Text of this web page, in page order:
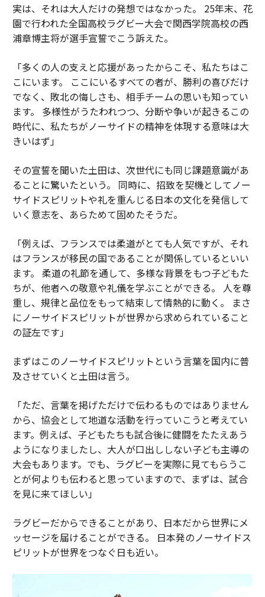
実は、それは大人だけの発想ではなかった。 25年末、花
園で行われた全国高校ラグビー大会で関西学院高校の西
浦章博主将が選手宣誓でこう訴えた。
「多くの人の支えと応援があったからこそ、私たちはこ
こにいます。 ここにいるすべての者が、勝利の喜びだけ
でなく、敗北の悔しさも、相手チームの思いも知ってい
ます。 多様性がうたわれつつ、分断や争いが起きるこの
時代に、私たちがノーサイドの精神を体現する意味は大
きいはず」
その宣誓を聞いた土田は、次世代にも同じ課題意識があ
ることに驚いたという。 同時に、招致を契機としてノー
サイドスピリットや礼を重んじる日本の文化を発信して
いく意志を、あらためて固めたそうだ。
「例えば、フランスでは柔道がとても人気ですが、それ
はフランスが移民の国であることが関係しているといい
ます。 柔道の礼節を通して、多様な背景をもつ子どもた
ちが、他者への敬意や礼儀を学ぶことができる。 人を尊
重し、規律と品位をもって結束して情熱的に動く。 まさ
にノーサイドスピリットが世界から求められていること
の証左です」
まずはこのノーサイドスピリットという言葉を国内に普
及させていくと土田は言う。
「ただ、言葉を掲げただけで伝わるものではありません
から、協会として地道な活動を行っていこうと考えてい
ます。例えば、子どもたちも試合後に健闘をたたえあう
ようになりましたし、大人が口出ししない子ども主導の
大会もあります。でも、ラグビーを実際に見てもらうこ
とが何よりも伝わると思っていますので、まずは、試合
を見に来てほしい」
ラグビーだからできることがあり、日本だから世界にメ
ッセージを届けることができる。 日本発のノーサイドス
ピリットが世界をつなぐ日も近い。